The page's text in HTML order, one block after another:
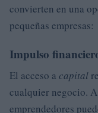
convierten en una
pequeñas empresas:
Impulso
El acceso a capital
cualquier negocio.
emprendedores